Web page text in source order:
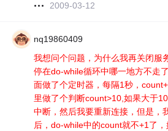
2009-03-12
nq19860409
我想问个问题，为什么我再关闭服
停在do-while循环中哪一地方不走
面做了个定时器，每隔1秒，
里做了个判断count>10,如果大于
中断，然后我要重新连接，但是，
后，do-while中的count就不+1了